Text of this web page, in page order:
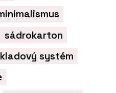
sádrokarton
systém